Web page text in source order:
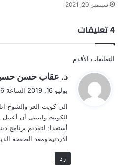
سبتمبر 20, 2021
‫4 تعليقات
تصفّح
التعليقات
التعليقات الأقدم
ي
ل
د. عقاب حسن
يوليو 16, 2019 الساعة 2:06 م
الى كويت العز والشوخ
الكويت واتمنى أن أعمل
أستعداد لتقديم برنامج
الاردنية ومعد الصفحة
رد